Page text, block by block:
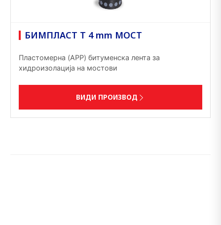
БИМПЛАСТ Т 4 mm МОСТ
Пластомерна (APP) битуменска лента за
хидроизолација на мостови
ВИДИ ПРОИЗВОД